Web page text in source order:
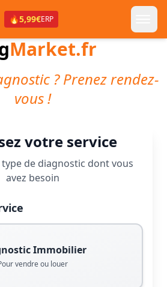
🔥5,99€ERP
Market.fr
? Prenez rendez-
vous !
votre service
de diagnostic dont vous
avez besoin
Immobilier
vendre ou louer